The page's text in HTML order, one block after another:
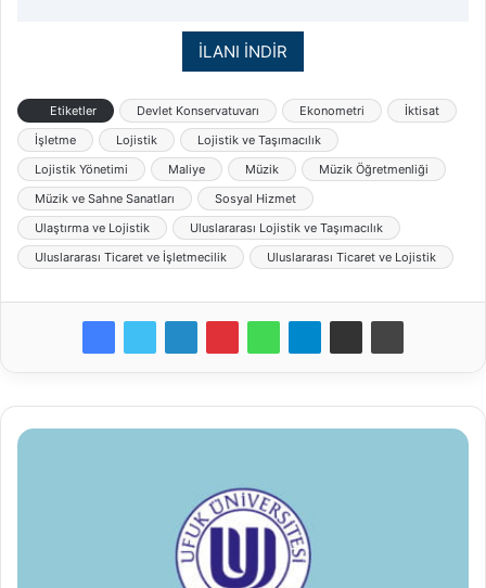
İLANI İNDİR
Etiketler Devlet Konservatuvarı Ekonometri
İktisat
İşletme
Lojistik
Lojistik ve Taşımacılık
Lojistik Yönetimi
Maliye Müzik
Müzik Öğretmenliği
Müzik ve Sahne Sanatları
Sosyal Hizmet
Ulaştırma ve Lojistik
Uluslararası Lojistik ve Taşımacılık
Uluslararası Ticaret ve İşletmecilik
Uluslararası Ticaret ve Lojistik
Ufuk